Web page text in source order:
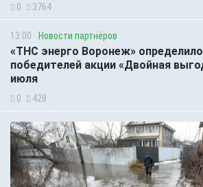
0 3764
13:00 Новости партнёров
«ТНС энерго Воронеж» определило
победителей акции «Двойная
июля
0 428